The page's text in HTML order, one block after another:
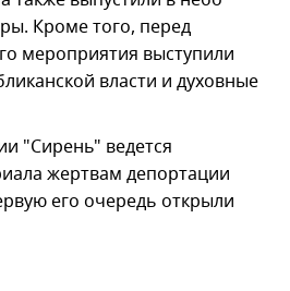
Кроме того, перед
мероприятия выступили
власти и духовные
"Сирень" ведется
жертвам депортации
его очередь открыли